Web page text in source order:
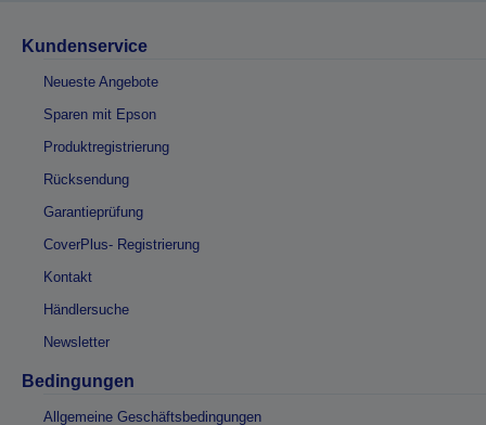
Kundenservice
Neueste Angebote
Sparen mit Epson
Produktregistrierung
Rücksendung
Garantieprüfung
CoverPlus- Registrierung
Kontakt
Händlersuche
Newsletter
Bedingungen
Allgemeine Geschäftsbedingungen